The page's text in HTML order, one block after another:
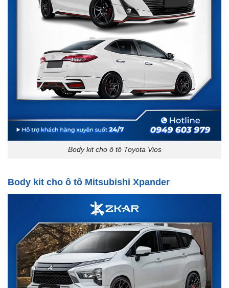
Body kit cho ô tô Toyota Vios
Body kit cho ô tô Mitsubishi Xpander